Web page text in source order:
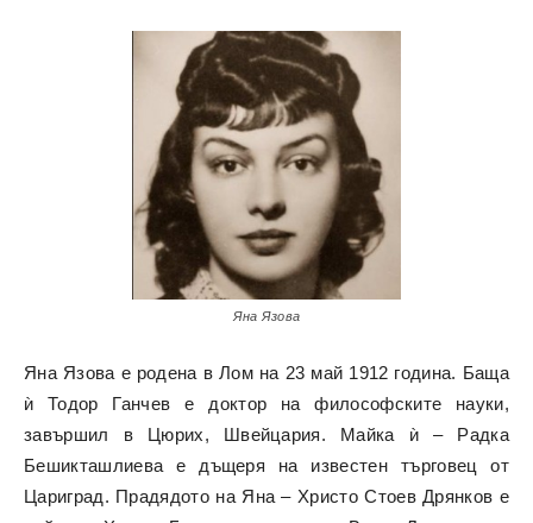
Яна Язова
Яна Язова е родена в Лом на 23 май 1912 година. Баща
ѝ Тодор Ганчев е доктор на философските науки,
завършил в Цюрих, Швейцария. Майка ѝ – Радка
Бешикташлиева е дъщеря на известен търговец от
Цариград. Прадядото на Яна – Христо Стоев Дрянков е